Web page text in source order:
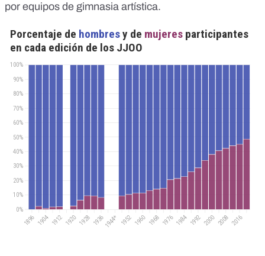
por equipos de gimnasia artística.